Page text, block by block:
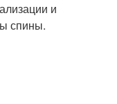
и
спины.